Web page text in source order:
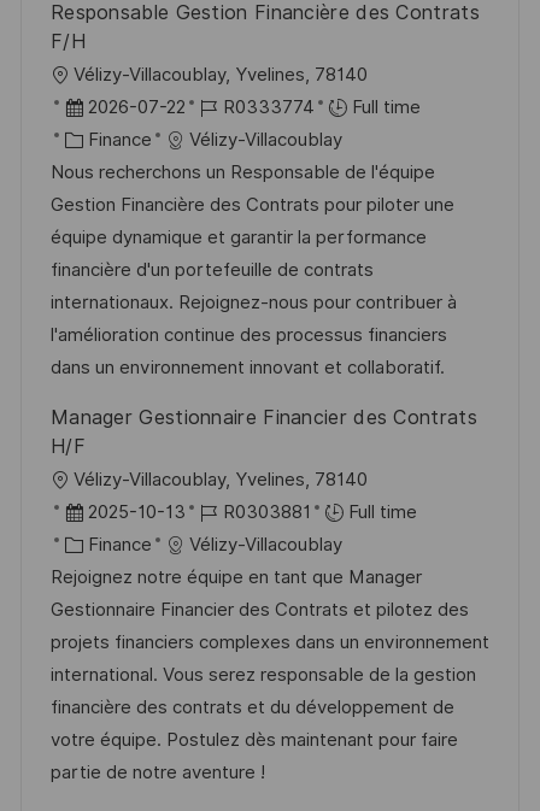
o i
a
d
o
e
Responsable Gestion Financière des Contrats
F/H
o
c
a
l
i
s
a
t
i
n
Vélizy-Villacoublay, Yvelines, 78140
D
a
t
e
d
’
a
f
f
c
g
2026-07-22
R
é
f
é
r
e
n
c
e
u
s
e
R0333774
Full time
C
a
t
é
g
o
r
i
Finance
Vélizy-Villacoublay
Nous recherchons un Responsable de l'équipe
Gestion Financière des Contrats pour piloter une
équipe dynamique et garantir la performance
financière d'un portefeuille de contrats
internationaux. Rejoignez-nous pour contribuer à
l'amélioration continue des processus financiers
dans un environnement innovant et collaboratif.
Manager Gestionnaire Financier des Contrats
H/F
o
c
a
l
i
s
a
t
i
Vélizy-Villacoublay, Yvelines, 78140
D
a
t
e
d
’
a
f
f
2025-10-13
R
é
f
é
r
e
n
c
e
R0303881
Full time
C
a
t
é
g
o
r
i
Finance
Vélizy-Villacoublay
Rejoignez notre équipe en tant que Manager
Gestionnaire Financier des Contrats et pilotez des
projets financiers complexes dans un environnement
international. Vous serez responsable de la gestion
financière des contrats et du développement de
votre équipe. Postulez dès maintenant pour faire
partie de notre aventure !